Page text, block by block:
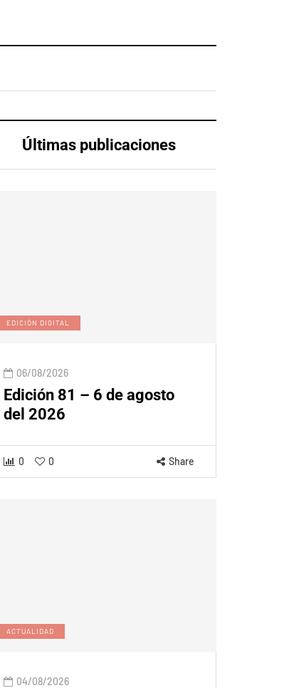
Últimas publicaciones
EDICIÓN DIGITAL
06/08/2026
Edición 81 – 6 de agosto
del 2026
0 0 Share
ACTUALIDAD
04/08/2026